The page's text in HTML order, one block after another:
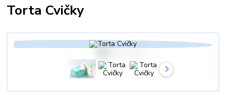
Torta Cvičky